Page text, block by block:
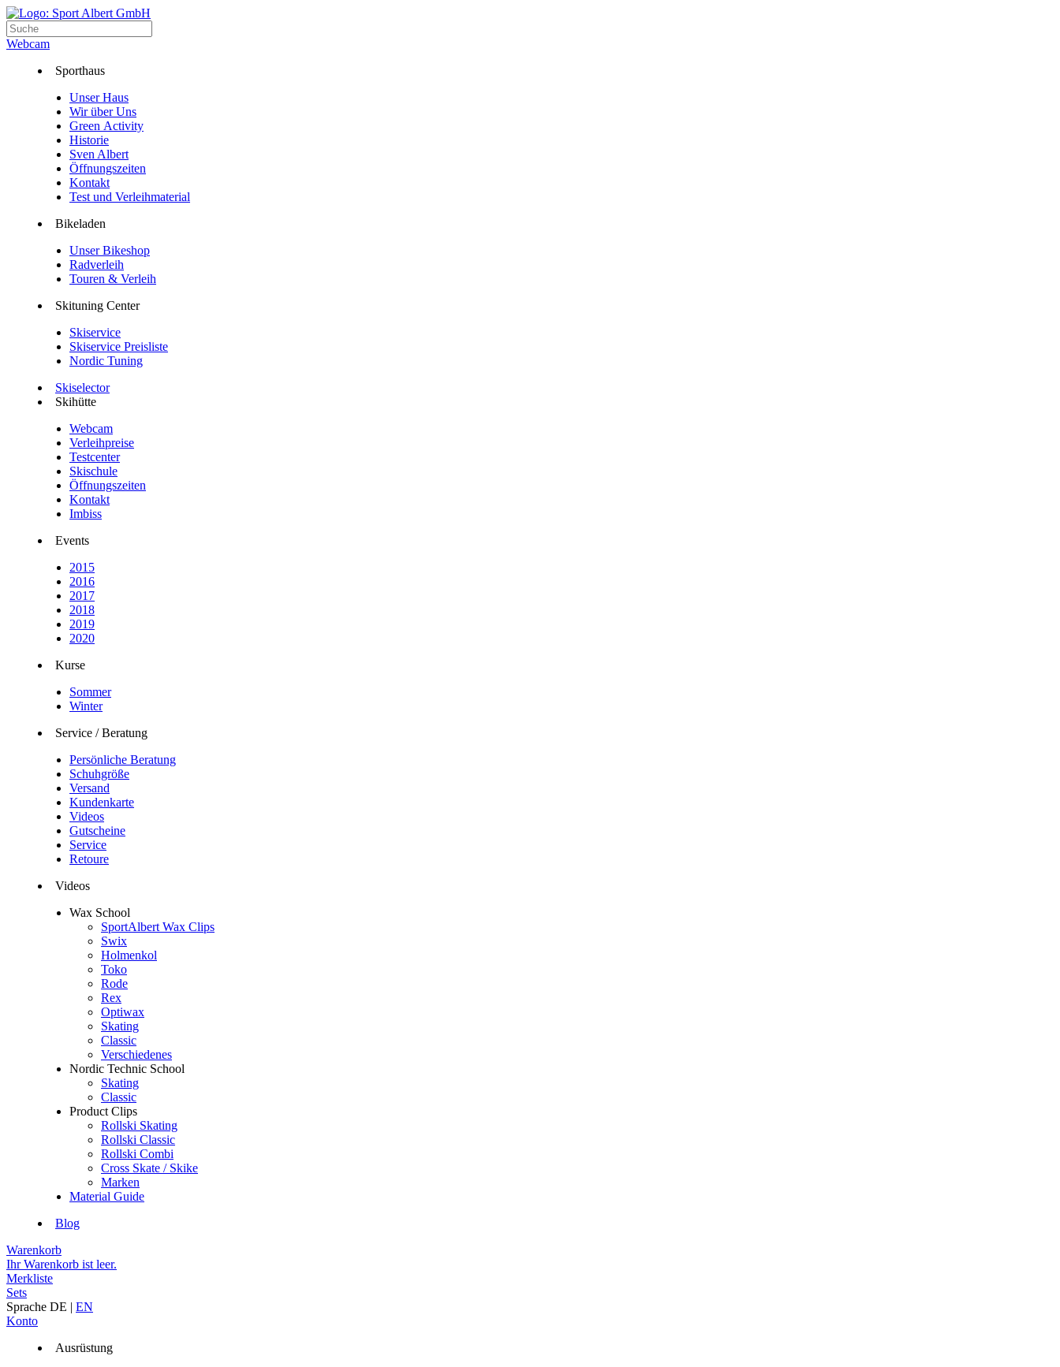
Webcam
Sporthaus
Unser Haus
Wir über Uns
Green Activity
Historie
Sven Albert
Öffnungszeiten
Kontakt
Test und Verleihmaterial
Bikeladen
Unser Bikeshop
Radverleih
Touren & Verleih
Skituning Center
Skiservice
Skiservice Preisliste
Nordic Tuning
Skiselector
Skihütte
Webcam
Verleihpreise
Testcenter
Skischule
Öffnungszeiten
Kontakt
Imbiss
Events
2015
2016
2017
2018
2019
2020
Kurse
Sommer
Winter
Service / Beratung
Persönliche Beratung
Schuhgröße
Versand
Kundenkarte
Videos
Gutscheine
Service
Retoure
Videos
Wax School
SportAlbert Wax Clips
Swix
Holmenkol
Toko
Rode
Rex
Optiwax
Skating
Classic
Verschiedenes
Nordic Technic School
Skating
Classic
Product Clips
Rollski Skating
Rollski Classic
Rollski Combi
Cross Skate / Skike
Marken
Material Guide
Blog
Warenkorb
Ihr Warenkorb ist leer.
Merkliste
Sets
Sprache DE | EN
Konto
Ausrüstung